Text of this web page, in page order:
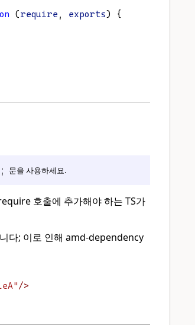
(require , exports) {
문을 사용하세요.
호출에 추가해야 하는 TS가
다; 이로 인해 amd-dependency
/>